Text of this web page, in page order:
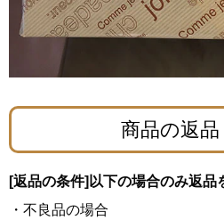
商品の返品
[返品の条件]以下の場合のみ返品
・不良品の場合